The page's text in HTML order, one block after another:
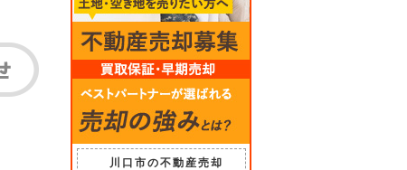
川口市の不動産売却